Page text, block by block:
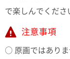
で楽しんでくださ
注意事項
○ 原画ではありま